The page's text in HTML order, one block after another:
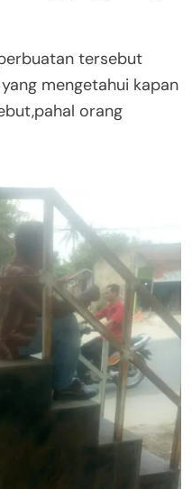
tersebut
mengetahui kapan
orang